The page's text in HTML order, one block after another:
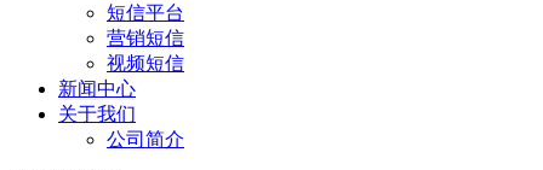
短信平台
营销短信
视频短信
新闻中心
关于我们
公司简介